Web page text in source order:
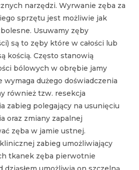
narzędzi. Wyrwanie zęba za
sprzętu jest możliwie jak
Usuwamy zęby
są to zęby które w całości lub
kością. Często stanowią
bólowych w obrębie jamy
dużego doświadczenia
również tzw. resekcja
zabieg polegający na usunięciu
oraz zmiany zapalnej
zęba w jamie ustnej.
zabieg umożliwiający
tkanek zęba pierwotnie